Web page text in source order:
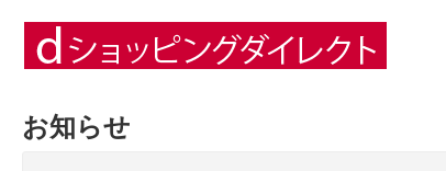
お知らせ